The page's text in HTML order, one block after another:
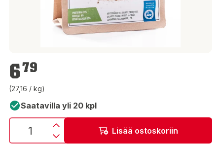
6,79 €
679
(27,16 / kg)
Saatavilla yli 20 kpl
Lisää ostoskoriin